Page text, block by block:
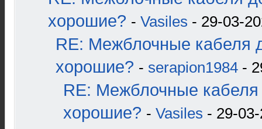
хорошие? - Vasiles - 29-03-
RE: Межблочные кабеля
хорошие? - serapion1984 -
RE: Межблочные кабеля
хорошие? - Vasiles - 29-